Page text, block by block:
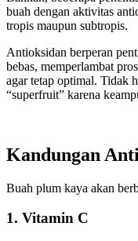
buah dengan aktivitas
tropis maupun subtropis.
Antioksidan berperan
bebas, memperlambat
agar tetap optimal. Tidak
“superfruit” karena
Kandungan
Buah plum kaya akan
1. Vitamin C